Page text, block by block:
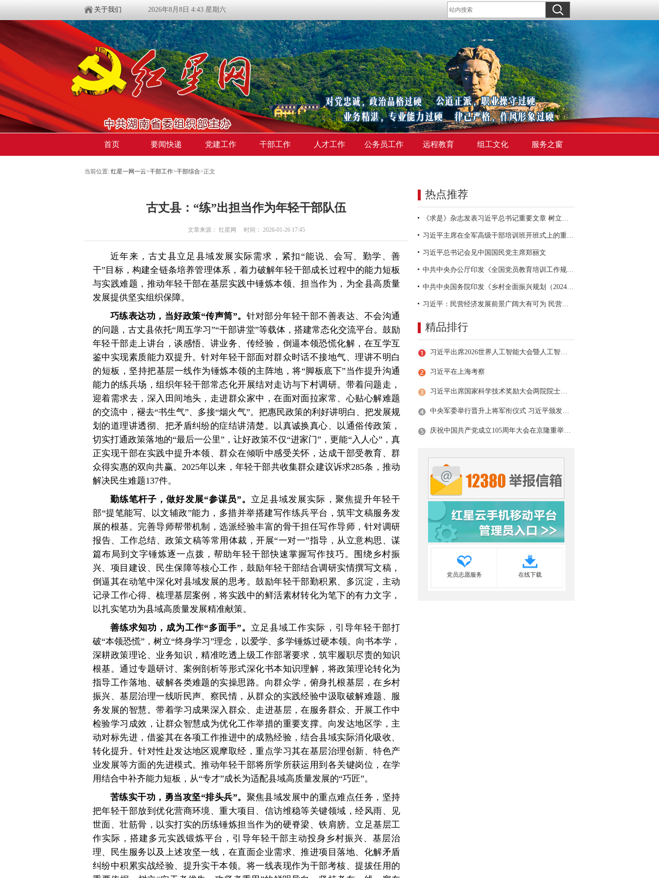
关于我们 2026年8月8日 4:43 星期六
首页 要闻快递 党建工作 干部工作 人才工作 公务员工作 远程教育 组工文化 服务之窗
当前位置: 红星一网一云>干部工作>干部综合>正文
古丈县：“练”出担当作为年轻干部队伍
文章来源： 红星网 时间： 2026-01-26 17:45
近年来，古丈县立足县域发展实际需求，紧扣“能说、会写、勤学、善
干”目标，构建全链条培养管理体系，着力破解年轻干部成长过程中的能力短板
与实践难题，推动年轻干部在基层实践中锤炼本领、担当作为，为全县高质量
发展提供坚实组织保障。
巧练表达功，当好政策“传声筒”。 针对部分年轻干部不善表达、不会沟通
的问题，古丈县依托“周五学习”“干部讲堂”等载体，搭建常态化交流平台。鼓励
年轻干部走上讲台，谈感悟、讲业务、传经验，倒逼本领恐慌化解，在互学互
鉴中实现素质能力双提升。针对年轻干部面对群众时话不接地气、理讲不明白
的短板，坚持把基层一线作为锤炼本领的主阵地，将“脚板底下”当作提升沟通
能力的练兵场，组织年轻干部常态化开展结对走访与下村调研。带着问题走，
迎着需求去，深入田间地头，走进群众家中，在面对面拉家常、心贴心解难题
的交流中，褪去“书生气”、多接“烟火气”。把惠民政策的利好讲明白、把发展规
划的道理讲透彻、把矛盾纠纷的症结讲清楚。以真诚换真心、以通俗传政策，
切实打通政策落地的“最后一公里”，让好政策不仅“进家门”，更能“入人心”，真
正实现干部在实践中提升本领、群众在倾听中感受关怀，达成干部受教育、群
众得实惠的双向共赢。2025年以来，年轻干部共收集群众建议诉求285条，推动
解决民生难题137件。
勤练笔杆子，做好发展“参谋员”。 立足县域发展实际，聚焦提升年轻干
部“提笔能写、以文辅政”能力，多措并举搭建写作练兵平台，筑牢文稿服务发
展的根基。完善导师帮带机制，选派经验丰富的骨干担任写作导师，针对调研
报告、工作总结、政策文稿等常用体裁，开展“一对一”指导，从立意构思、谋
篇布局到文字锤炼逐一点拨，帮助年轻干部快速掌握写作技巧。围绕乡村振
兴、项目建设、民生保障等核心工作，鼓励年轻干部结合调研实情撰写文稿，
倒逼其在动笔中深化对县域发展的思考。鼓励年轻干部勤积累、多沉淀，主动
记录工作心得、梳理基层案例，将实践中的鲜活素材转化为笔下的有力文字，
以扎实笔功为县域高质量发展精准献策。
善练求知功，成为工作“多面手”。 立足县域工作实际，引导年轻干部打
破“本领恐慌”，树立“终身学习”理念，以爱学、多学锤炼过硬本领。向书本学，
深耕政策理论、业务知识，精准吃透上级工作部署要求，筑牢履职尽责的知识
根基。通过专题研讨、案例剖析等形式深化书本知识理解，将政策理论转化为
指导工作落地、破解各类难题的实操思路。向群众学，俯身扎根基层，在乡村
振兴、基层治理一线听民声、察民情，从群众的实践经验中汲取破解难题、服
务发展的智慧。带着学习成果深入群众、走进基层，在服务群众、开展工作中
检验学习成效，让群众智慧成为优化工作举措的重要支撑。向发达地区学，主
动对标先进，借鉴其在各项工作推进中的成熟经验，结合县域实际消化吸收、
转化提升。针对性赴发达地区观摩取经，重点学习其在基层治理创新、特色产
业发展等方面的先进模式。推动年轻干部将所学所获运用到各关键岗位，在学
用结合中补齐能力短板，从“专才”成长为适配县域高质量发展的“巧匠”。
苦练实干功，勇当攻坚“排头兵”。 聚焦县域发展中的重点难点任务，坚持
把年轻干部放到优化营商环境、重大项目、信访维稳等关键领域，经风雨、见
世面、壮筋骨，以实打实的历练锤炼担当作为的硬脊梁、铁肩膀。立足基层工
作实际，搭建多元实践锻炼平台，引导年轻干部主动投身乡村振兴、基层治
理、民生服务以及上述攻坚一线，在直面企业需求、推进项目落地、化解矛盾
纠纷中积累实战经验、提升实干本领。将一线表现作为干部考核、提拔任用的
热点推荐
《求是》杂志发表习近平总书记重要文章 树立和践行正确政绩观
习近平主席在全军高级干部培训班开班式上的重要讲话引领全军开展思想整风、深化政治整训
习近平总书记会见中国国民党主席郑丽文
中共中央办公厅印发《全国党员教育培训工作规划（2024－2028年）》
中共中央国务院印发《乡村全面振兴规划（2024—2027年）》
习近平：民营经济发展前景广阔大有可为 民营企业和民营企业家大显身手正当其时
精品排行
习近平出席2026世界人工智能大会暨人工智能全球治理高级别会议开幕式并发表主旨讲话
习近平在上海考察
习近平出席国家科学技术奖励大会两院院士大会中国科协第十一次全国代表大会并发表重要讲话
中央军委举行晋升上将军衔仪式 习近平颁发命令状并向晋衔的军官表示祝贺
庆祝中国共产党成立105周年大会在京隆重举行 习近平发表重要讲话
党员志愿服务 在线下载